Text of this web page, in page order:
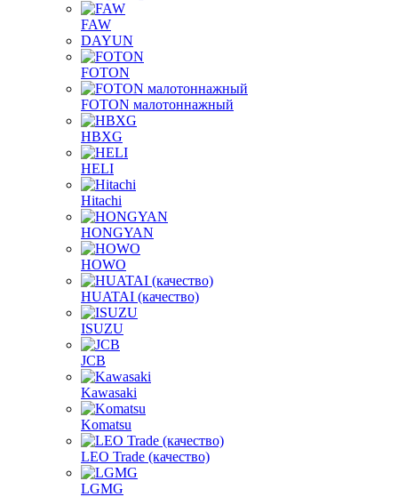
FAW
DAYUN
FOTON
FOTON малотоннажный
HBXG
HELI
Hitachi
HONGYAN
HOWO
HUATAI (качество)
ISUZU
JCB
Kawasaki
Komatsu
LEO Trade (качество)
LGMG